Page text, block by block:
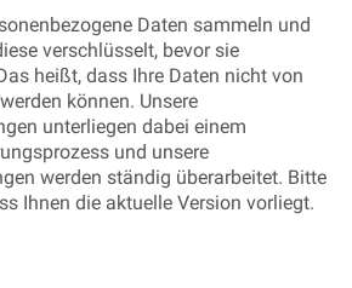
Daten sammeln und
verschlüsselt, bevor sie
heißt, dass Ihre Daten nicht von
können. Unsere
unterliegen dabei einem
und unsere
werden ständig überarbeitet. Bitte
Ihnen die aktuelle Version vorliegt.